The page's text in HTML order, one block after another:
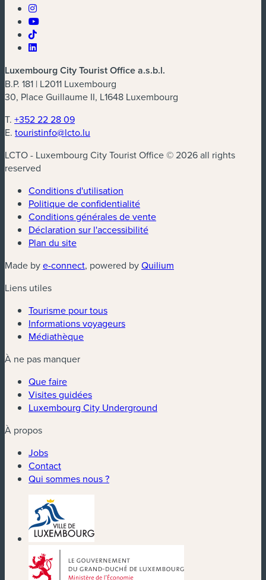
Luxembourg City Tourist Office a.s.b.l.
B.P. 181 | L2011 Luxembourg
30, Place Guillaume II, L1648 Luxembourg
T. +352 22 28 09
E. touristinfo@lcto.lu
LCTO - Luxembourg City Tourist Office © 2026 all rights
reserved
Conditions d'utilisation
Politique de confidentialité
Conditions générales de vente
Déclaration sur l'accessibilité
Plan du site
Made bye-connect(nouvelle fenêtre)
, powered byQuilium
Liens utiles
Tourisme pour tous
Informations voyageurs
Médiathèque
À ne pas manquer
Que faire
Visites guidées
Luxembourg City Underground
À propos
Jobs
Contact
Qui sommes nous ?